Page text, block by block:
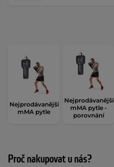
Nejprodávanější
mMA pytle
Nejprodávanější
mMA pytle -
porovnání
Proč nakupovat u nás?